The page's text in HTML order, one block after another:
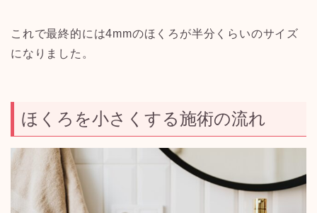
これで最終的には4mmのほくろが半分くらいのサイズ
になりました。
ほくろを小さくする施術の流れ